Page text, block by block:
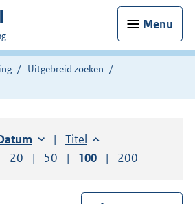
Menu
Uitgebreid zoeken
op:
oplopendSorteer op:
Titel oplopend
per pagina
Toon
20 resultaten per pagina
Toon
50 resultaten per pagina
Toon
100 resultaten per
Toon
200